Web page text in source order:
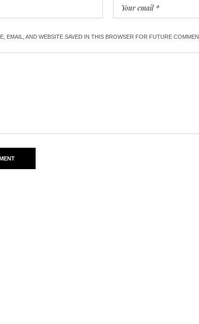
EMAIL, AND WEBSITE SAVED IN THIS BROWSER FOR FUTURE